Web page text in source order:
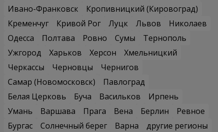
Ивано-Франковск
Кропивницкий (Кировоград)
Кременчуг
Кривой Рог Луцк Львов
Николаев
Одесса
Полтава Ровно Сумы
Тернополь
Ужгород
Харьков Херсон
Хмельницкий
Черкассы
Черновцы
Чернигов
Самар (Новомосковск)
Павлоград
Белая Церковь
Буча Васильков
Ирпень
Умань
Варшава Прага Вена Берлин
Ревное
Бургас
Солнечный берег Варна
другие регионы